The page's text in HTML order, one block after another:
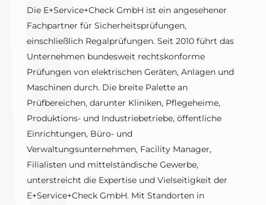
Die E+Service+Check GmbH ist ein angesehener
Fachpartner für Sicherheitsprüfungen,
einschließlich Regalprüfungen. Seit 2010 führt das
Unternehmen bundesweit rechtskonforme
Prüfungen von elektrischen Geräten, Anlagen und
Maschinen durch. Die breite Palette an
Prüfbereichen, darunter Kliniken, Pflegeheime,
Produktions- und Industriebetriebe, öffentliche
Einrichtungen, Büro- und
Verwaltungsunternehmen, Facility Manager,
Filialisten und mittelständische Gewerbe,
unterstreicht die Expertise und Vielseitigkeit der
E+Service+Check GmbH. Mit Standorten in